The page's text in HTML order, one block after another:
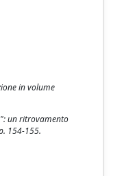
in volume
un ritrovamento
154-155.